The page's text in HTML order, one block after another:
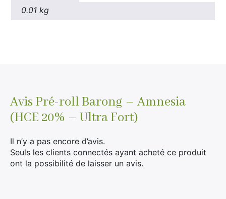
0.01 kg
AvisPré-roll Barong – Amnesia
(HCE 20% – Ultra Fort)
Il n’y a pas encore d’avis.
Seuls les clients connectés ayant acheté ce produit
ont la possibilité de laisser un avis.